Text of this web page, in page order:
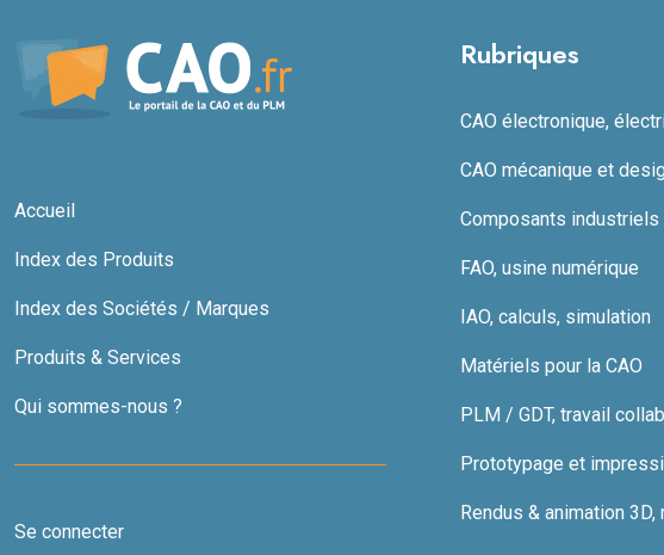
Accueil
Index des Produits
Index des Sociétés / Marques
Produits & Services
Qui sommes-nous ?
Se connecter
Rubriques
CAO électronique,
CAO mécanique et
Composants industriels
FAO, usine numérique
IAO, calculs, simulation
Matériels pour la CAO
PLM / GDT, travail
Prototypage et
Rendus & animation